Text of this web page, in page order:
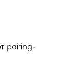
pairing-